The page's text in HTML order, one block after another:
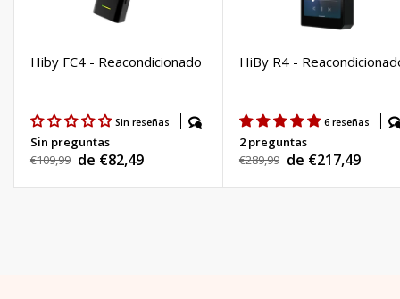
Hiby FC4 - Reacondicionado
Sin reseñas
Sin preguntas
Precio
€109,99 Precio
de
de €82,49
HiBy R4 -
6 reseñas
2 preguntas
Precio
€289,99 Precio
de
de €217,49